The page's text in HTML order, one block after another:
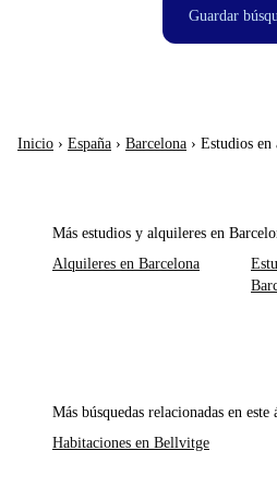
Guardar
Inicio › España › Barcelona › Estudios
Más estudios y alquileres en
Alquileres en Barcelona
Más búsquedas relacionadas en este
Habitaciones en Bellvitge